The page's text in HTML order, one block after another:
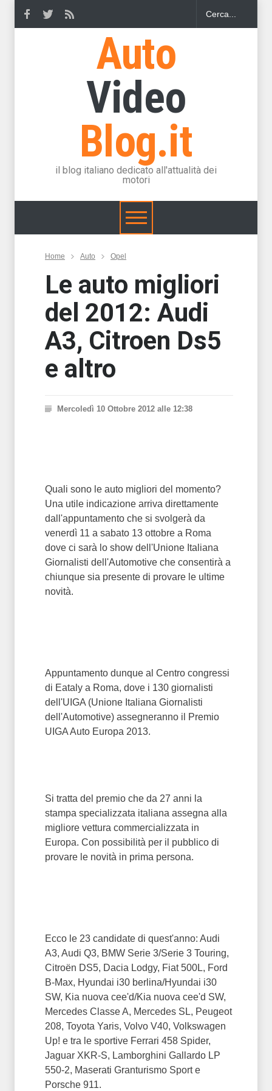
Auto
Video
Blog.it
il blog italiano dedicato all'attualità dei
motori
Home Auto Opel
Le auto migliori
del 2012: Audi
A3, Citroen Ds5
e altro
Mercoledì 10 Ottobre 2012 alle 12:38
Quali sono le auto migliori del momento?
Una utile indicazione arriva direttamente
dall'appuntamento che si svolgerà da
venerdì 11 a sabato 13 ottobre a Roma
dove ci sarà lo show dell'Unione Italiana
Giornalisti dell'Automotive che consentirà a
chiunque sia presente di provare le ultime
novità.
Appuntamento dunque al Centro congressi
di Eataly a Roma, dove i 130 giornalisti
dell'UIGA (Unione Italiana Giornalisti
dell'Automotive) assegneranno il Premio
UIGA Auto Europa 2013.
Si tratta del premio che da 27 anni la
stampa specializzata italiana assegna alla
migliore vettura commercializzata in
Europa. Con possibilità per il pubblico di
provare le novità in prima persona.
Ecco le 23 candidate di quest'anno: Audi
A3, Audi Q3, BMW Serie 3/Serie 3 Touring,
Citroën DS5, Dacia Lodgy, Fiat 500L, Ford
B-Max, Hyundai i30 berlina/Hyundai i30
SW, Kia nuova cee'd/Kia nuova cee'd SW,
Mercedes Classe A, Mercedes SL, Peugeot
208, Toyota Yaris, Volvo V40, Volkswagen
Up! e tra le sportive Ferrari 458 Spider,
Jaguar XKR-S, Lamborghini Gallardo LP
550-2, Maserati Granturismo Sport e
Porsche 911.